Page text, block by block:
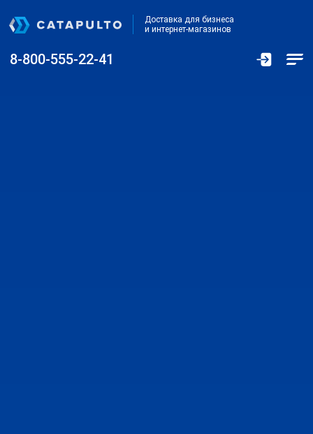
Доставка для бизнеса
и интернет-магазинов
8-800-555-22-41